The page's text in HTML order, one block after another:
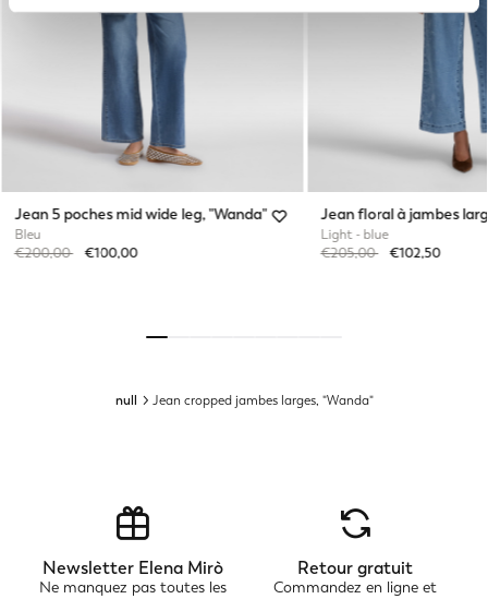
Jean 5 poches mid wide leg, "Wanda"
Bleu
Price reduced from
€200,00to€100,00
Jean floral à jambes
Light - blue
Price reduced from
€205,00to€102,50
null Jean cropped jambes larges, "Wanda"
Newsletter Elena Mirò
Ne manquez pas toutes les
Retour gratuit
Commandez en ligne et